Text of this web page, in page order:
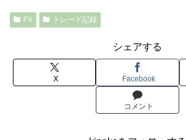
FX トレード記録
シェアする
X Facebook
コメント